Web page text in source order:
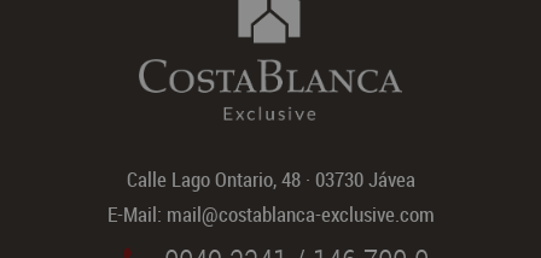
Calle Lago Ontario, 48 · 03730 Jávea
E-Mail: mail@costablanca-exclusive.com